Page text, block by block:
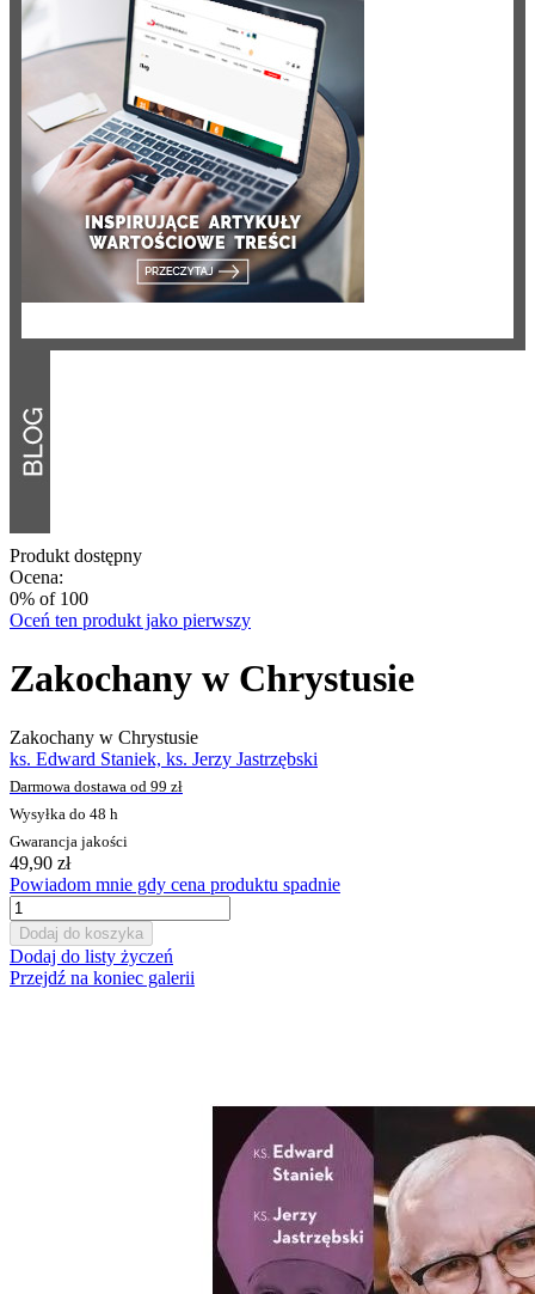
Produkt dostępny
Ocena:
0% of 100
Oceń ten produkt jako pierwszy
Zakochany w Chrystusie
Zakochany w Chrystusie
ks. Edward Staniek, ks. Jerzy Jastrzębski
Darmowa dostawa od 99 zł
Wysyłka do 48 h
Gwarancja jakości
49,90 zł
Powiadom mnie gdy cena produktu spadnie
Dodaj do koszyka
Dodaj do listy życzeń
Przejdź na koniec galerii